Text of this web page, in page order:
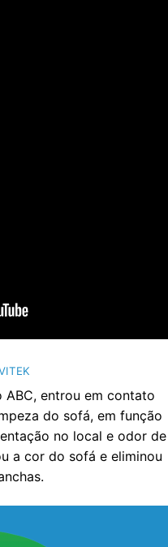
entrou em contato
do sofá, em função
no local e odor de
a cor do sofá e eliminou